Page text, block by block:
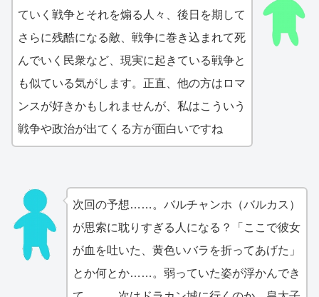
ていく戦争とそれを煽る人々、後日を期して
さらに残酷になる敵、戦争に巻き込まれて死
んでいく民衆など、現実に起きている戦争と
も似ている気がします。正直、他の方はロマ
ンスが好きかもしれませんが、私はこういう
戦争や政治が出てくる方が面白いですね
次回の予想……。バルチャンホ（バルカス）
が思索に耽りすぎる人になる？「ここで彼女
が血を吐いた、黄色いバラを折ってあげた」
とか何とか……。弱っていた姿が浮かんでき